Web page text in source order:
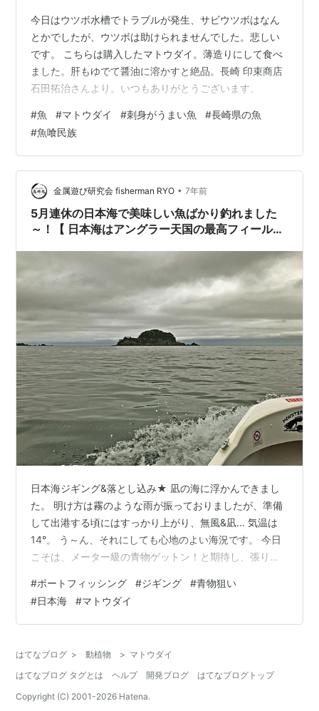
今日はウツボ水槽でトラブルが発生、サビウツボはなん
とかでしたが、ウツボは助けられませんでした。悲しい
です。 こちらは購入したマトウダイ。薄造りにして食べ
ました。肝もゆでて醤油に溶かすと絶品。長崎 印束商店
石田拓治さんより。いつもありがとうございます。
#魚 #マトウダイ #刺身がうまい魚 #長崎県の魚
#魚喰民族
金属遊び研究会 fisherman RYO • 7年前
5月連休の日本海で美味しい魚ばかり釣れました
～！【 日本海はアングラー天国の最高フィールド
日本海ジギング&落とし込み★ 凪の海に浮かんできまし
た。 明け方は霧のような雨が振っておりましたが、準備
して出港する頃にはすっかり上がり、無風&凪... 気温は
14°。 う～ん、それにしても心地のよい海況です。 今日
こそは、メーター級の青物ゲットン！と期待し、張りき
【ポータブル電源】 GAME START！ まずは「砂漠の孤
島」ポイントへ！ ベイト反応はバッチリOKです！ いい
感じで出てます。 しゃくりん… しゃっくりん... しゃくり
回、メーター級の群れが入っていたポイントですが、…
#ボートフィッシング #ジギング #青物狙い
#日本海 #マトウダイ
はてなブログ > 動植物 > マトウダイ
はてなブログ タグとは
ヘルプ 開発ブログ
はてなブログトップ
Copyright (C) 2001-2026 Hatena.